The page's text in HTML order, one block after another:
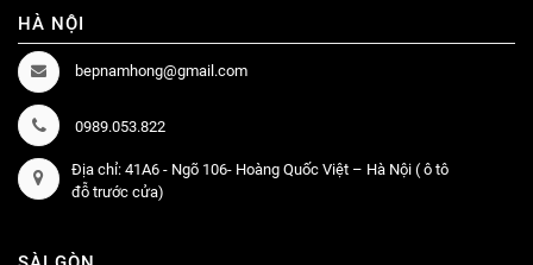
HÀ NỘI
bepnamhong@gmail.com
0989.053.822
Địa chỉ: 41A6 - Ngõ 106- Hoàng Quốc Việt – Hà Nội ( ô tô
đỗ trước cửa)